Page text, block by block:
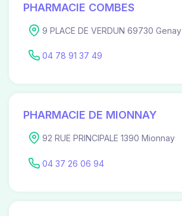
PHARMACIE COMBES
9 PLACE DE VERDUN 69730 Genay
04 78 91 37 49
PHARMACIE DE MIONNAY
92 RUE PRINCIPALE 1390 Mionnay
04 37 26 06 94